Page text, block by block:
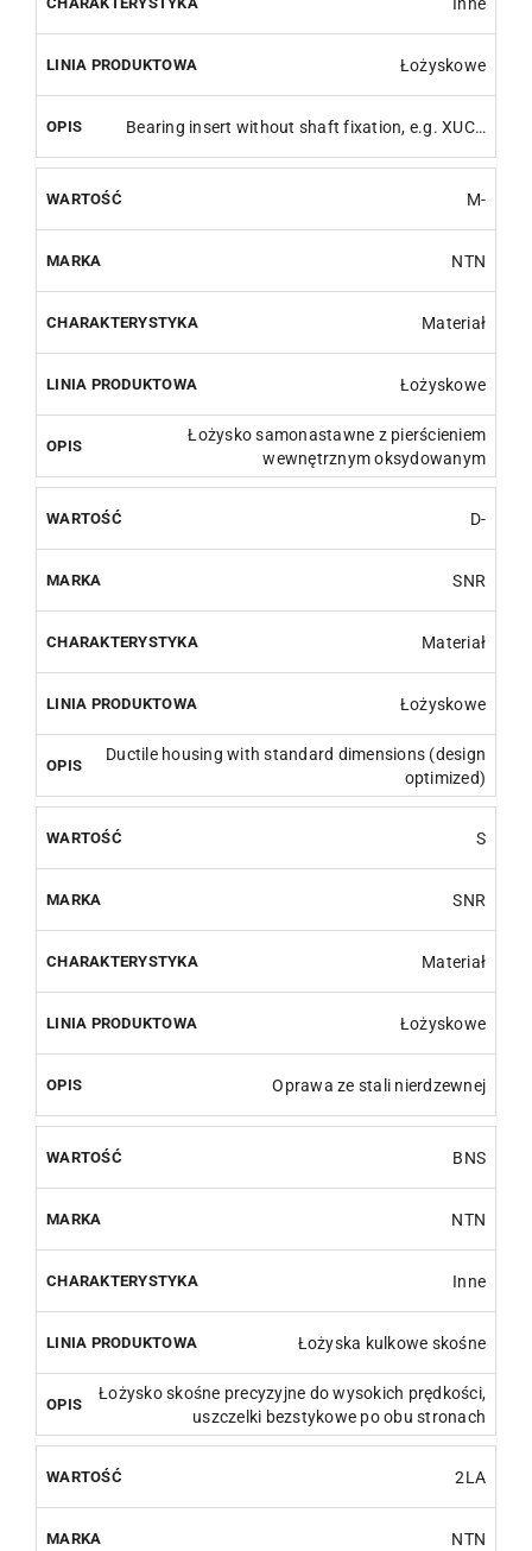
Łożyskowe
Bearing insert without shaft fixation, e.g. XUC…
M-
NTN
Materiał
Łożyskowe
Łożysko samonastawne z pierścieniem
wewnętrznym oksydowanym
D-
SNR
Materiał
Łożyskowe
Ductile housing with standard dimensions (design
optimized)
S
SNR
Materiał
Łożyskowe
Oprawa ze stali nierdzewnej
BNS
NTN
Inne
Łożyska kulkowe skośne
Łożysko skośne precyzyjne do wysokich prędkości,
uszczelki bezstykowe po obu stronach
2LA
NTN